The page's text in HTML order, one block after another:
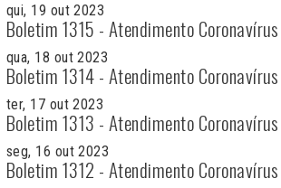
qui, 19 out 2023
Boletim 1315 - Atendimento Coronavírus
qua, 18 out 2023
Boletim 1314 - Atendimento Coronavírus
ter, 17 out 2023
Boletim 1313 - Atendimento Coronavírus
seg, 16 out 2023
Boletim 1312 - Atendimento Coronavírus